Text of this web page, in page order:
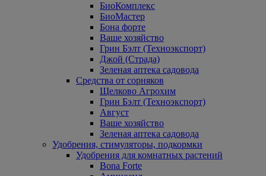
БиоКомплекс
БиоМастер
Бона форте
Ваше хозяйство
Грин Бэлт (Техноэкспорт)
Джой (Страда)
Зеленая аптека садовода
Средства от сорняков
Щелково Агрохим
Грин Бэлт (Техноэкспорт)
Август
Ваше хозяйство
Зеленая аптека садовода
Удобрения, стимуляторы, подкормки
Удобрения для комнатных растений
Bona Forte